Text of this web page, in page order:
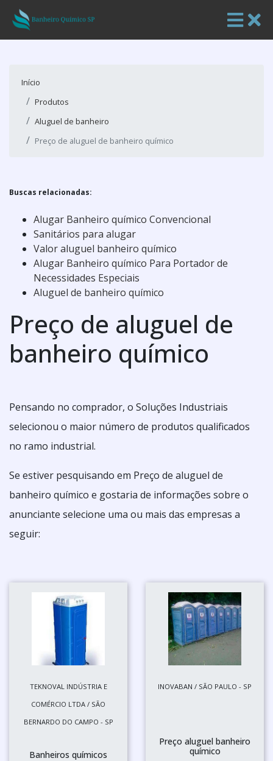
Início
Produtos
Aluguel de banheiro
Preço de aluguel de banheiro químico
Buscas relacionadas:
Alugar Banheiro químico Convencional
Sanitários para alugar
Valor aluguel banheiro químico
Alugar Banheiro químico Para Portador de
Necessidades Especiais
Aluguel de banheiro químico
Preço de aluguel de
banheiro químico
Pensando no comprador, o Soluções Industriais
selecionou o maior número de produtos qualificados
no ramo industrial.
Se estiver pesquisando em Preço de aluguel de
banheiro químico e gostaria de informações sobre o
anunciante selecione uma ou mais das empresas a
seguir:
TEKNOVAL INDÚSTRIA E
COMÉRCIO LTDA / SÃO
BERNARDO DO CAMPO - SP
Banheiros químicos
INOVABAN / SÃO PAULO - SP
Preço aluguel banheiro
químico